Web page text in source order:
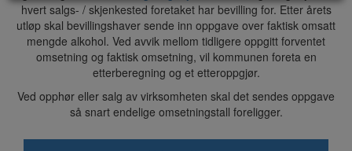
hvert salgs- / skjenkested foretaket har bevilling for. Etter årets
utløp skal bevillingshaver sende inn oppgave over faktisk omsatt
mengde alkohol. Ved avvik mellom tidligere oppgitt forventet
omsetning og faktisk omsetning, vil kommunen foreta en
etterberegning og et etteroppgjør.
Ved opphør eller salg av virksomheten skal det sendes oppgave
så snart endelige omsetningstall foreligger.